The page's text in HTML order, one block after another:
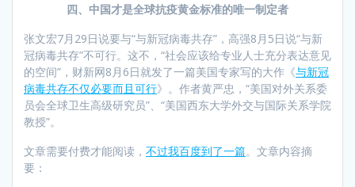
四、中国才是全球抗疫黄金标准的唯一制定者
张文宏7月29日说要与“与新冠病毒共存”，高强8月5日说“与新
冠病毒共存”不可行。这不，“社会应该给专业人士充分表达意见
的空间”，财新网8月6日就发了一篇美国专家写的大作《与新冠
病毒共存不仅必要而且可行》。作者黄严忠，“美国对外关系委
员会全球卫生高级研究员”、“美国西东大学外交与国际关系学院
教授”。
文章需要付费才能阅读， 不过我百度到了一篇。文章内容摘
要：